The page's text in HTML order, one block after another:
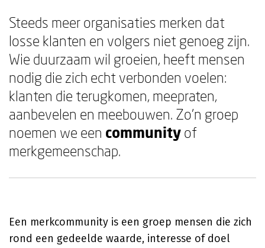
Steeds meer organisaties merken dat
losse klanten en volgers niet genoeg zijn.
Wie duurzaam wil groeien, heeft mensen
nodig die zich echt verbonden voelen:
klanten die terugkomen, meepraten,
aanbevelen en meebouwen. Zo'n groep
noemen we een community of
merkgemeenschap.
Een merkcommunity is een groep mensen die zich
rond een gedeelde waarde, interesse of doel